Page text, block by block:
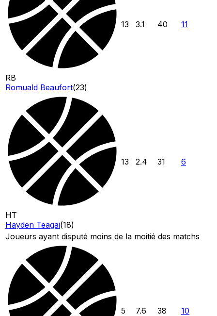
RB
Romuald Beaufort(23)
13 3.1 40 11
HT
Hayden Teagai(18)
13 2.4 31 6
Joueurs ayant disputé moins de la moitié des matchs
5 7.6 38 10